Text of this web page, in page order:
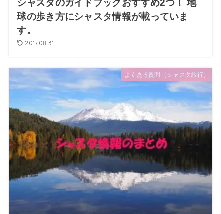
シャスタのガイドブックおすすめ2つ！ 地
球の歩き方にシャスタ情報が載っていま
す。
2017.08.31
よくある質問（シャスタ旅行）